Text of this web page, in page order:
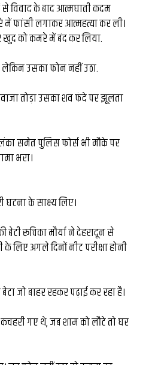
से विवाद के बाद आत्मघाती कदम
फांसी लगाकर आत्महत्या कर ली।
को कमरे में बंद कर लिया.
उसका फोन नहीं उठा.
तोड़ा उसका शव फंदे पर झूलता
समेत पुलिस फोर्स भी मौके पर
भरा।
के साक्ष्य लिए।
बेटी रूचिका मौर्या ने देहरादून से
के लिए अगले दिनों नीट परीक्षा होनी
जो बाहर रहकर पढ़ाई कर रहा है।
गए थे, जब शाम को लौटे तो घर
में संदूक पर
प्रकृति संरक्षण
दिया संदेश...